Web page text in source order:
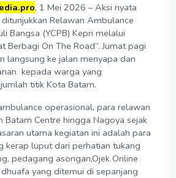
, 1 Mei 2026 – Aksi nyata
Relawan Ambulance
Bangsa (YCPB) Kepri melalui
Berbagi On The Road”. Jumat pagi
langsung ke jalan menyapa dan
kepada warga yang
titik Kota Batam.
operasional, para relawan
Batam Centre hingga Nagoya sejak
utama kegiatan ini adalah para
kerap luput dari perhatian tukang
pedagang asongan,Ojek Online
yang ditemui di sepanjang